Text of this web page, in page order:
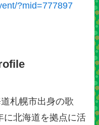
?mid=777897
札幌市出身の歌
に北海道を拠点に活